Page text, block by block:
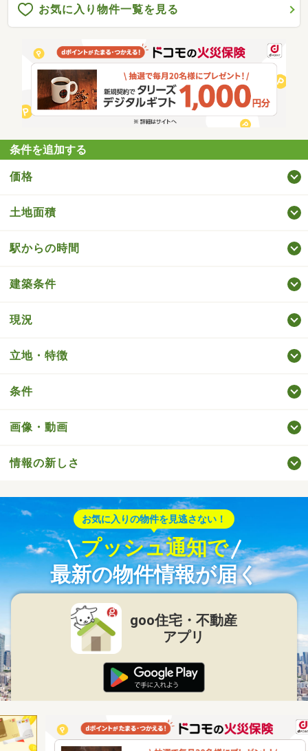
お気に入り物件一覧を見る
条件を追加する
価格
土地面積
駅からの時間
建築条件
現況
立地・特徴
条件
画像・動画
情報の新しさ
お気に入りの物件を見逃さない！
プッシュ通知で
最新の物件情報が届く
goo住宅・不動産
アプリ